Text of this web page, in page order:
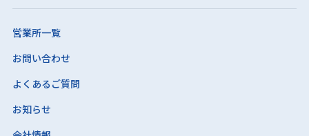
営業所一覧
お問い合わせ
よくあるご質問
お知らせ